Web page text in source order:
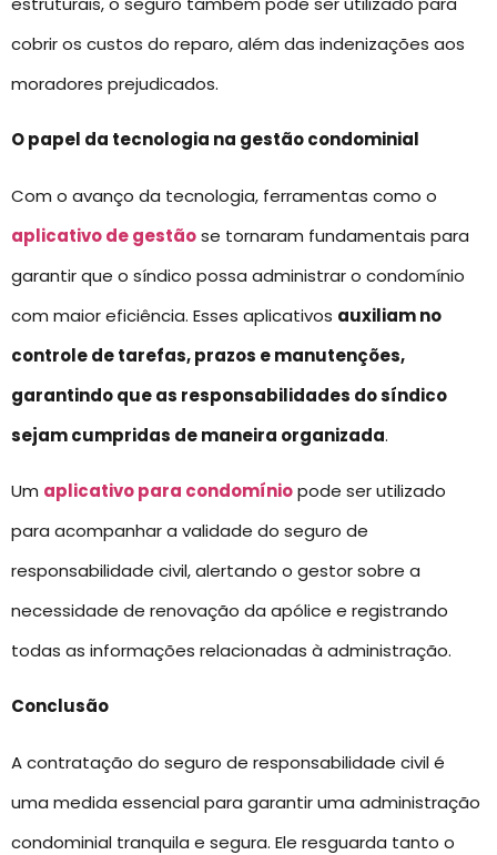
cobrir os custos do reparo, além das indenizações aos
moradores prejudicados.
O papel da tecnologia na gestão condominial
Com o avanço da tecnologia, ferramentas como o
aplicativo de gestãose tornaram fundamentais para
garantir que o síndico possa administrar o condomínio
com maior eficiência. Esses aplicativos auxiliam no
controle de tarefas, prazos e manutenções,
garantindo que as responsabilidades do síndico
sejam cumpridas de maneira organizada.
Um aplicativo para condomíniopode ser utilizado
para acompanhar a validade do seguro de
responsabilidade civil, alertando o gestor sobre a
necessidade de renovação da apólice e registrando
todas as informações relacionadas à administração.
Conclusão
A contratação do seguro de responsabilidade civil é
uma medida essencial para garantir uma administração
condominial tranquila e segura. Ele resguarda tanto o